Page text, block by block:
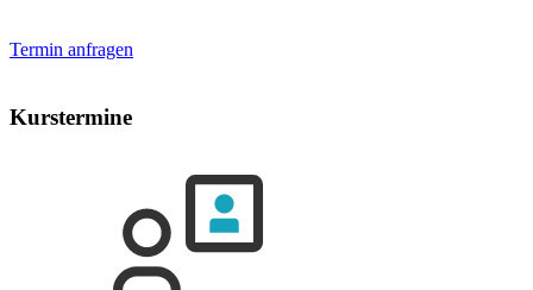
Termin anfragen
Kurstermine